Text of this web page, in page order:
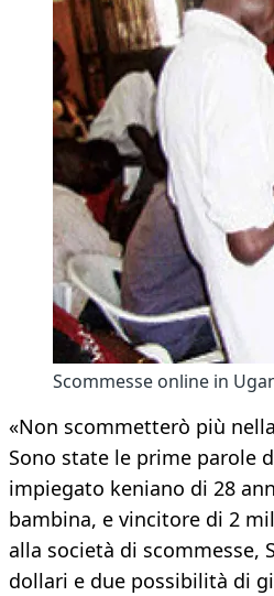
Scommesse online in
«Non scommetterò più
Sono state le prime parole
impiegato keniano di 28
bambina, e vincitore di 2
alla società di scommesse,
dollari e due possibilità di